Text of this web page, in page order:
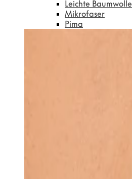
Leichte Baumwolle
Mikrofaser
Pima